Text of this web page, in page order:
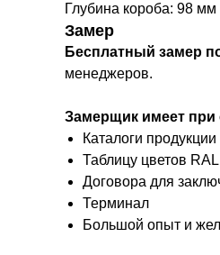
Глубина короба: 98 мм
Замер
Бесплатный замер
менеджеров.
Замерщик имеет при
Каталоги продукции
Таблицу цветов RAL
Договора для
Терминал
Большой опыт и